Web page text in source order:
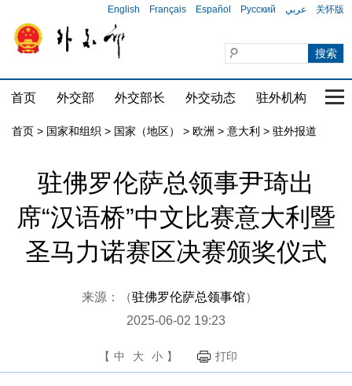
English Français Español Русский عربي 关怀版
首页 外交部 外交部长 外交动态 驻外机构 国
首页 > 国家和组织 > 国家（地区） > 欧洲 > 意大利 > 驻外报道
驻佛罗伦萨总领事尹琦出
席“汉语桥”中文比赛意大利暨
圣马力诺赛区决赛颁奖仪式
来源：（驻佛罗伦萨总领事馆）
2025-06-02 19:23
【 中 大 小 】 打印